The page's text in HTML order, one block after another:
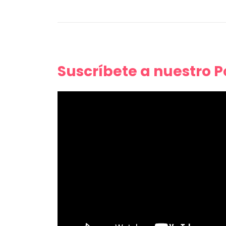
Suscríbete a nuestro